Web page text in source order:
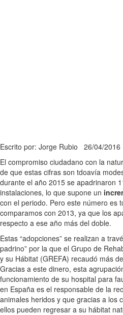
Escrito por: Jorge Rubio 26/04/2016
El compromiso ciudadano con la
de que estas cifras son tdoavía
durante el año 2015 se apadrinaron
instalaciones, lo que supone un
con el periodo. Pero este número es
comparamos con 2013, ya que los
respecto a ese año más del doble.
Estas “adopciones” se realizan a
padrino” por la que el Grupo de
y su Hábitat (GREFA) recaudó más
Gracias a este dinero, esta
funcionamiento de su hospital para
en España es el responsable de la
animales heridos y que gracias a los
ellos pueden regresar a su hábitat